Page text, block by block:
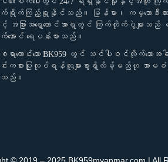
ရိုက်ကြည့်ရှုနိုင်သည်။ မြန်မာ၊ ကမ္ဘောဒီးယာ
အခြားအရှေ့တောင်အာရှတွင် ကြက်တိုက်ပွဲများသ
က်အောင် ရေပန်းစားသည်။
ာ်စရာကောင်းသော BK959 တွင် သင်ပါဝင်လိုက်သောအ
ာင်းကစားပြုလုပ်ရန်လူများစွာရှိလိမ့်မည်ဟု အာမ
သည်။